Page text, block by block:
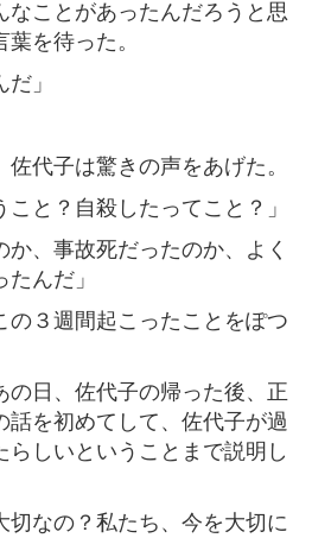
なことがあったんだろうと思
を待った。
」
佐代子は驚きの声をあげた。
こと？自殺したってこと？」
か、事故死だったのか、よく
んだ」
３週間起こったことをぽつ
日、佐代子の帰った後、正
話を初めてして、佐代子が過
らしいということまで説明し
切なの？私たち、今を大切に